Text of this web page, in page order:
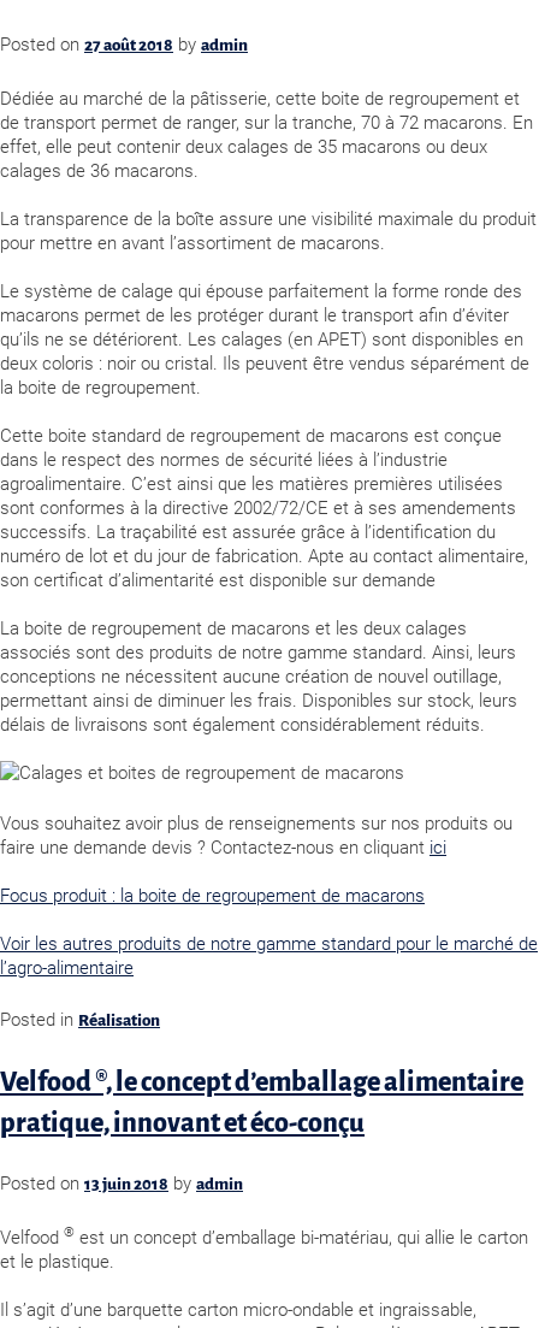
Posted on 27 août 2018 by admin
Dédiée au marché de la pâtisserie, cette boite de regroupement et
de transport permet de ranger, sur la tranche, 70 à 72 macarons. En
effet, elle peut contenir deux calages de 35 macarons ou deux
calages de 36 macarons.
La transparence de la boîte assure une visibilité maximale du produit
pour mettre en avant l’assortiment de macarons.
Le système de calage qui épouse parfaitement la forme ronde des
macarons permet de les protéger durant le transport afin d’éviter
qu’ils ne se détériorent. Les calages (en APET) sont disponibles en
deux coloris : noir ou cristal. Ils peuvent être vendus séparément de
la boite de regroupement.
Cette boite standard de regroupement de macarons est conçue
dans le respect des normes de sécurité liées à l’industrie
agroalimentaire. C’est ainsi que les matières premières utilisées
sont conformes à la directive 2002/72/CE et à ses amendements
successifs. La traçabilité est assurée grâce à l’identification du
numéro de lot et du jour de fabrication. Apte au contact alimentaire,
son certificat d’alimentarité est disponible sur demande
La boite de regroupement de macarons et les deux calages
associés sont des produits de notre gamme standard. Ainsi, leurs
conceptions ne nécessitent aucune création de nouvel outillage,
permettant ainsi de diminuer les frais. Disponibles sur stock, leurs
délais de livraisons sont également considérablement réduits.
Vous souhaitez avoir plus de renseignements sur nos produits ou
faire une demande devis ? Contactez-nous en cliquant ici
Focus produit : la boite de regroupement de macarons
Voir les autres produits de notre gamme standard pour le marché de
l’agro-alimentaire
Posted in Réalisation
Velfood ®, le concept d’emballage alimentaire
pratique, innovant et éco-conçu
Posted on 13 juin 2018 by admin
Velfood ® est un concept d’emballage bi-matériau, qui allie le carton
et le plastique.
Il s’agit d’une barquette carton micro-ondable et ingraissable,